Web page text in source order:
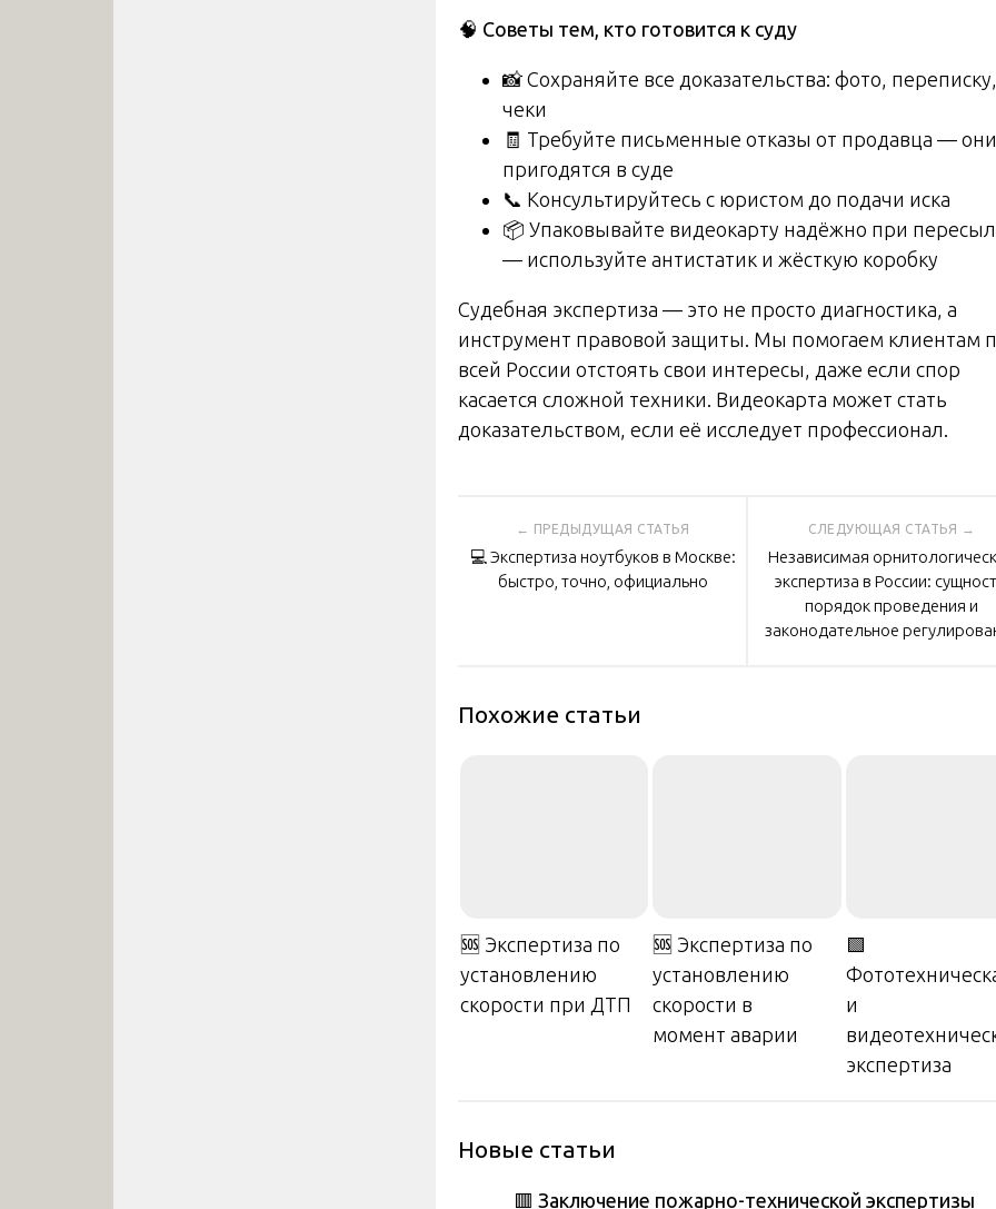
🧠 Советы тем, кто готовится к суду
📸 Сохраняйте все доказательства: фото, переписку,
чеки
🧾 Требуйте письменные отказы от продавца — они
пригодятся в суде
📞 Консультируйтесь с юристом до подачи иска
📦 Упаковывайте видеокарту надёжно при
— используйте антистатик и жёсткую коробку
Судебная экспертиза — это не просто диагностика, а
инструмент правовой защиты. Мы помогаем клиентам
всей России отстоять свои интересы, даже если спор
касается сложной техники. Видеокарта может стать
доказательством, если её исследует профессионал.
Навигация
по
💻 Экспертиза ноутбуков в Москве:
быстро, точно, официально
Независимая
экспертиза в России:
порядок проведения и
законодательное
Похожие статьи
🆘 Экспертиза по
установлению
скорости при ДТП
🆘 Экспертиза по
установлению
скорости в
момент аварии
🟩
и
экспертиза
Новые статьи
🟥 Заключение пожарно-технической экспертизы